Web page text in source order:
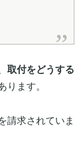
取付をどうする
ります。
請求されていま